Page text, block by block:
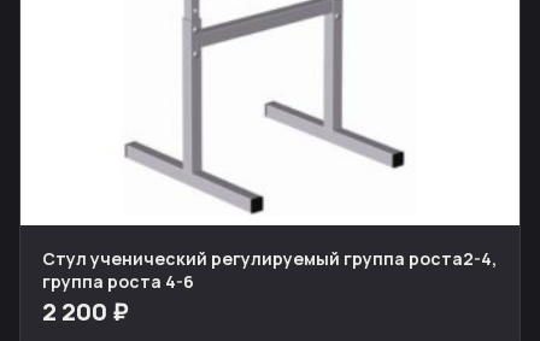
Стул ученический регулируемый группа роста2-4,
группа роста 4-6
2 200 ₽